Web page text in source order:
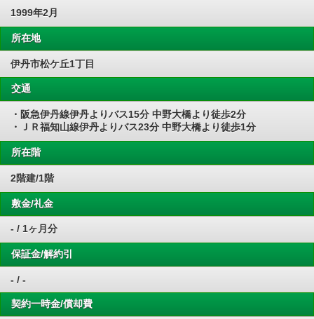
1999年2月
所在地
伊丹市松ケ丘1丁目
交通
・阪急伊丹線伊丹よりバス15分 中野大橋より徒歩2分
・ＪＲ福知山線伊丹よりバス23分 中野大橋より徒歩1分
所在階
2階建/1階
敷金/礼金
- / 1ヶ月分
保証金/解約引
- / -
契約一時金/償却費